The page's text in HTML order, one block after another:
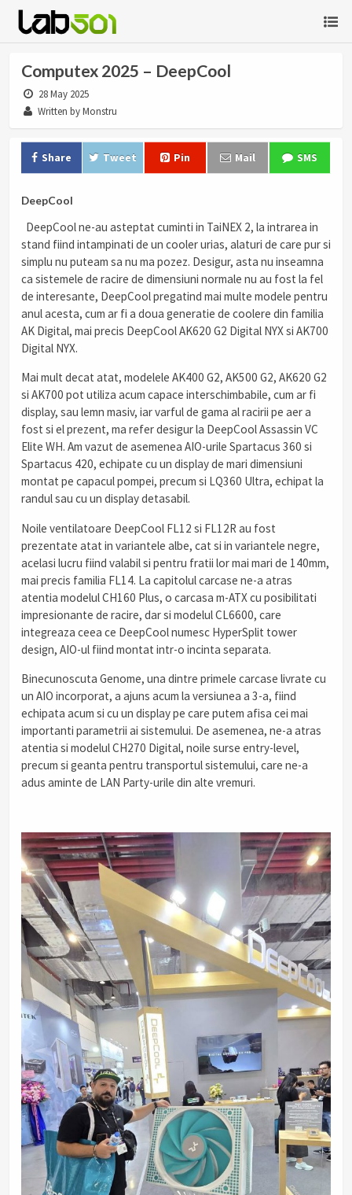
Computex 2025 – DeepCool
28 May 2025
Written by Monstru
Share Tweet Pin Mail SMS
DeepCool
DeepCool ne-au asteptat cuminti in TaiNEX 2, la intrarea in
stand fiind intampinati de un cooler urias, alaturi de care pur si
simplu nu puteam sa nu ma pozez. Desigur, asta nu inseamna
ca sistemele de racire de dimensiuni normale nu au fost la fel
de interesante, DeepCool pregatind mai multe modele pentru
anul acesta, cum ar fi a doua generatie de coolere din familia
AK Digital, mai precis DeepCool AK620 G2 Digital NYX si AK700
Digital NYX.
Mai mult decat atat, modelele AK400 G2, AK500 G2, AK620 G2
si AK700 pot utiliza acum capace interschimbabile, cum ar fi
display, sau lemn masiv, iar varful de gama al racirii pe aer a
fost si el prezent, ma refer desigur la DeepCool Assassin VC
Elite WH. Am vazut de asemenea AIO-urile Spartacus 360 si
Spartacus 420, echipate cu un display de mari dimensiuni
montat pe capacul pompei, precum si LQ360 Ultra, echipat la
randul sau cu un display detasabil.
Noile ventilatoare DeepCool FL12 si FL12R au fost
prezentate atat in variantele albe, cat si in variantele negre,
acelasi lucru fiind valabil si pentru fratii lor mai mari de 140mm,
mai precis familia FL14. La capitolul carcase ne-a atras
atentia modelul CH160 Plus, o carcasa m-ATX cu posibilitati
impresionante de racire, dar si modelul CL6600, care
integreaza ceea ce DeepCool numesc HyperSplit tower
design, AIO-ul fiind montat intr-o incinta separata.
Binecunoscuta Genome, una dintre primele carcase livrate cu
un AIO incorporat, a ajuns acum la versiunea a 3-a, fiind
echipata acum si cu un display pe care putem afisa cei mai
importanti parametrii ai sistemului. De asemenea, ne-a atras
atentia si modelul CH270 Digital, noile surse entry-level,
precum si geanta pentru transportul sistemului, care ne-a
adus aminte de LAN Party-urile din alte vremuri.